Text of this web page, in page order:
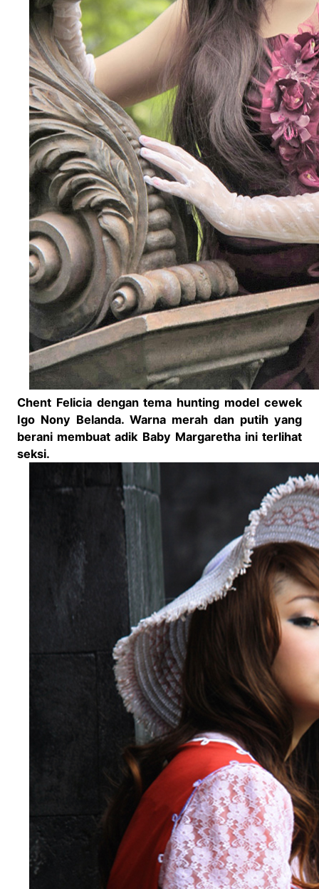
Chent Felicia dengan tema hunting model cewek
Igo Nony Belanda. Warna merah dan putih yang
berani membuat adik Baby Margaretha ini terlihat
seksi.